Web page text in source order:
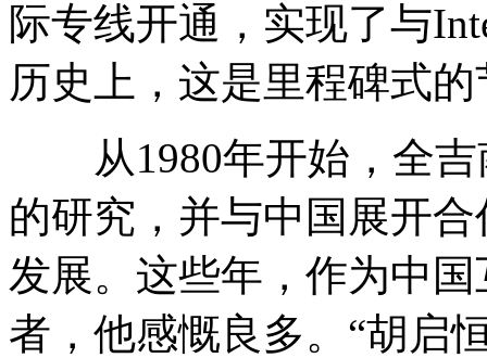
际专线开通，实现了与
历史上，这是里程碑式
从1980年开始，全吉
的研究，并与中国展开
发展。这些年，作为中
者，他感慨良多。“胡启